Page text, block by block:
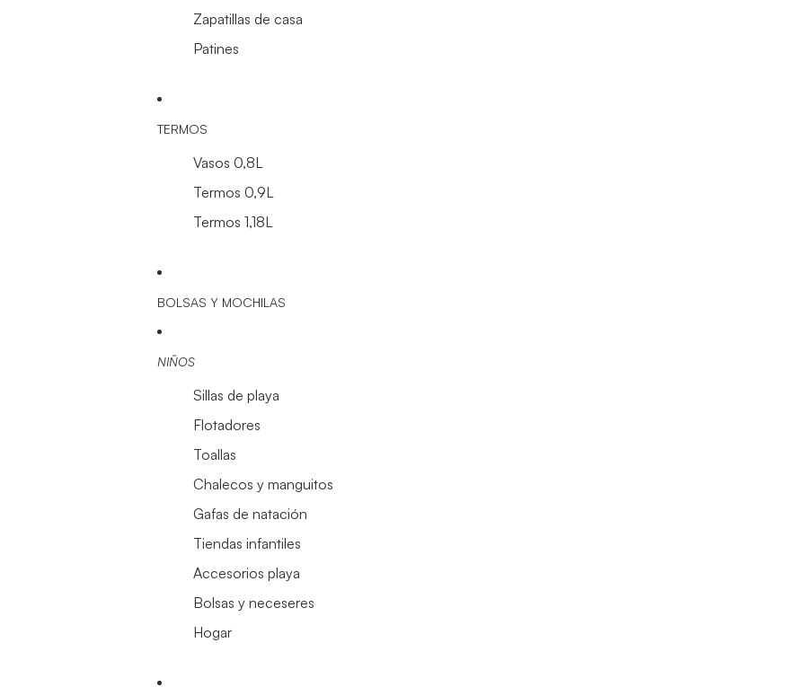
Zapatillas de casa
Patines
TERMOS
Vasos 0,8L
Termos 0,9L
Termos 1,18L
BOLSAS Y MOCHILAS
NIÑOS
Sillas de playa
Flotadores
Toallas
Chalecos y manguitos
Gafas de natación
Tiendas infantiles
Accesorios playa
Bolsas y neceseres
Hogar